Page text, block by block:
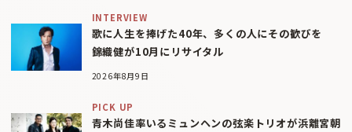
INTERVIEW
歌に人生を捧げた40年、多くの人にその歓びを
錦織健が10月にリサイタル
2026年8月9日
PICK UP
青木尚佳率いるミュンヘンの弦楽トリオが浜離宮朝